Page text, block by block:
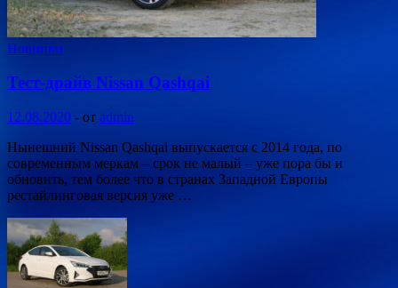
Новинки
Тест-драйв Nissan Qashqai
12.08.2020 - от admin
Нынешний Nissan Qashqai выпускается с 2014 года, по
современным меркам – срок не малый – уже пора бы и
обновить, тем более что в странах Западной Европы
рестайлинговая версия уже …